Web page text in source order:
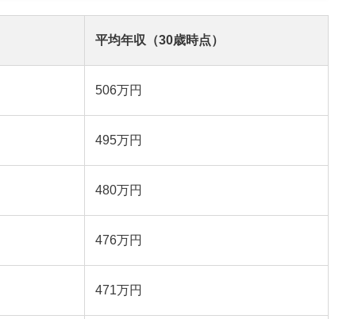
平均年収（30歳時点）
506万円
495万円
480万円
476万円
471万円